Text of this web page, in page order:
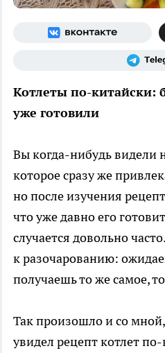
Котлеты по-китайски:
уже готовили
Вы когда-нибудь видели
которое сразу же
но после изучения
что уже давно его
случается довольно
к разочарованию:
получаешь то же самое,
Так произошло и со
увидел рецепт котлет